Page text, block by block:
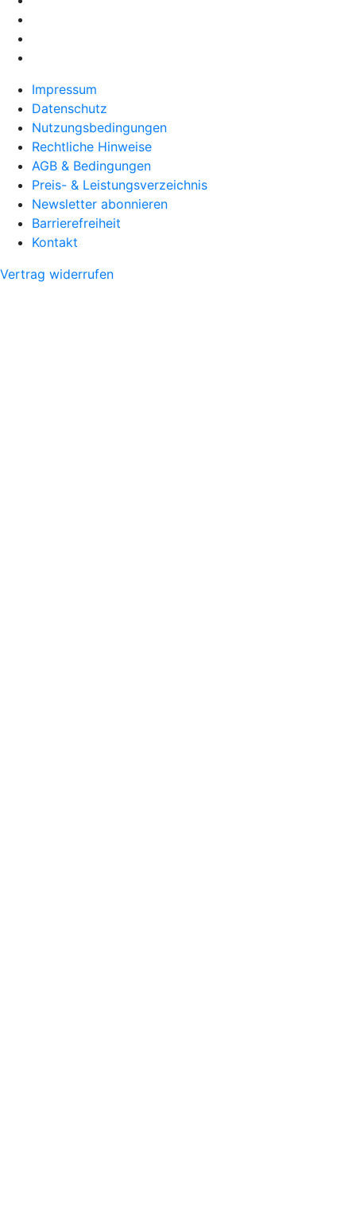
Impressum
Datenschutz
Nutzungsbedingungen
Rechtliche Hinweise
AGB & Bedingungen
Preis- & Leistungsverzeichnis
Newsletter abonnieren
Barrierefreiheit
Kontakt
Vertrag widerrufen